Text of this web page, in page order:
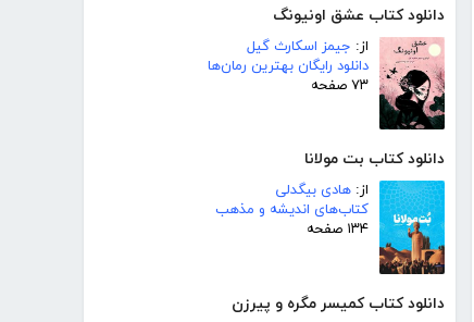
دانلود کتاب عشق اونیونگ
از: جیمز اسکارث گیل
دانلود رایگان بهترین رمان‌ها
۷۳ صفحه
دانلود کتاب بت مولانا
از: هادی بیگدلی
کتاب‌های اندیشه و مذهب
۱۳۴ صفحه
دانلود کتاب کمیسر مگره و پیرزن